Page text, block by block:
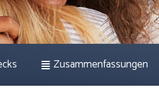
Zusammenfassungen